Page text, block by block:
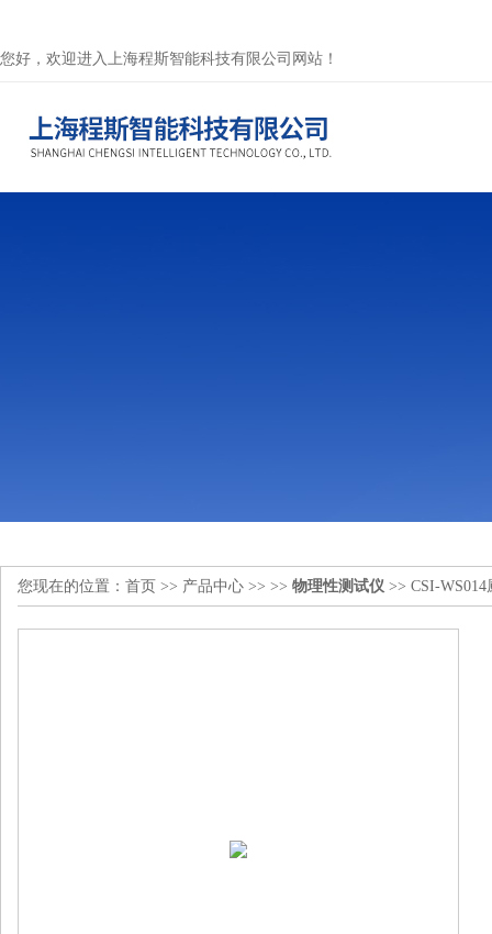
您好，欢迎进入上海程斯智能科技有限公司网站！
您现在的位置： 首页 >> 产品中心 >> >> 物理性测试仪 >> CSI-